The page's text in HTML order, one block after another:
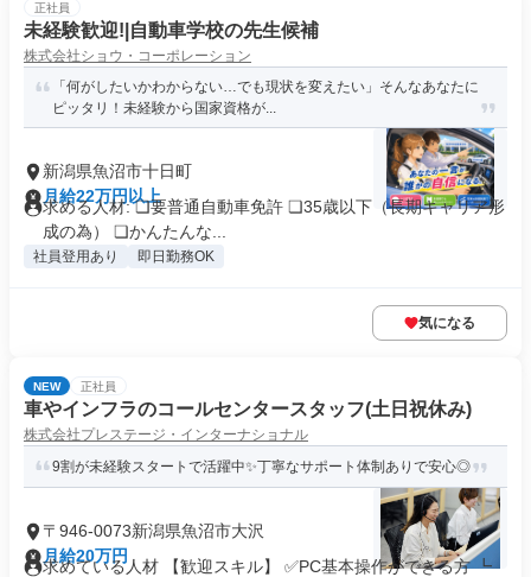
正社員
未経験歓迎!|自動車学校の先生候補
株式会社ショウ・コーポレーション
「何がしたいかわからない…でも現状を変えたい」そんなあなたに
ピッタリ！未経験から国家資格が...
新潟県魚沼市十日町
月給22万円以上
求める人材: ❏要普通自動車免許 ❏35歳以下（長期キャリア形
成の為） ❏かんたんな...
社員登用あり 即日勤務OK
気になる
NEW 正社員
車やインフラのコールセンタースタッフ(土日祝休み)
株式会社プレステージ・インターナショナル
9割が未経験スタートで活躍中✨丁寧なサポート体制ありで安心◎
〒946-0073新潟県魚沼市大沢
月給20万円
求めている人材 【歓迎スキル】 ✅PC基本操作ができる方 ┗